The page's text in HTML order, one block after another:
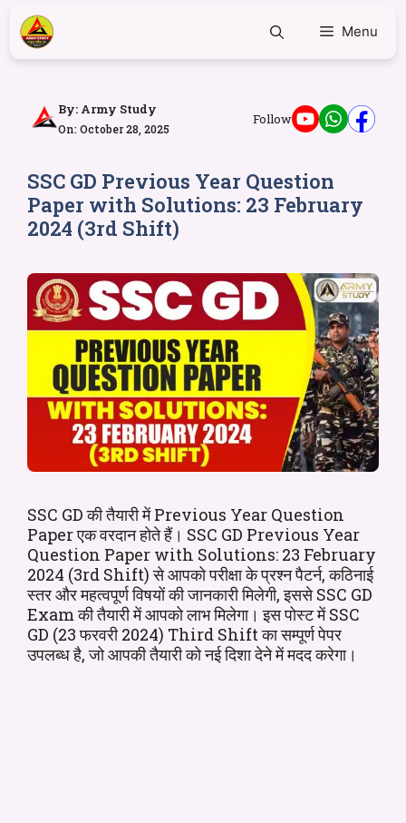
Menu
By: Army Study
On: October 28, 2025
Follow
SSC GD Previous Year Question
Paper with Solutions: 23 February
2024 (3rd Shift)
SSC GD की तैयारी में Previous Year Question
Paper एक वरदान होते हैं। SSC GD Previous Year
Question Paper with Solutions: 23 February
2024 (3rd Shift) से आपको परीक्षा के प्रश्न पैटर्न, कठिनाई
स्तर और महत्वपूर्ण विषयों की जानकारी मिलेगी, इससे SSC GD
Exam की तैयारी में आपको लाभ मिलेगा। इस पोस्ट में SSC
GD (23 फरवरी 2024) Third Shift का सम्पूर्ण पेपर
उपलब्ध है, जो आपकी तैयारी को नई दिशा देने में मदद करेगा।